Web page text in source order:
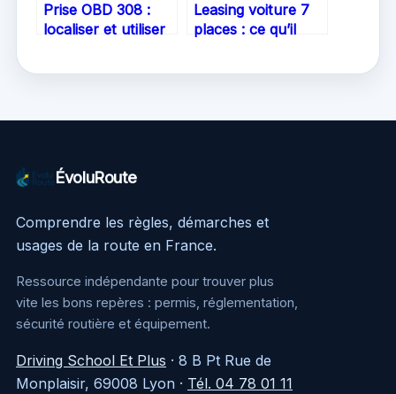
Prise OBD 308 :
localiser et utiliser
Leasing voiture 7
places : ce qu’il
ÉvoluRoute
Comprendre les règles, démarches et
usages de la route en France.
Ressource indépendante pour trouver plus
vite les bons repères : permis, réglementation,
sécurité routière et équipement.
Driving School Et Plus · 8 B Pt Rue de
Monplaisir, 69008 Lyon · Tél. 04 78 01 11